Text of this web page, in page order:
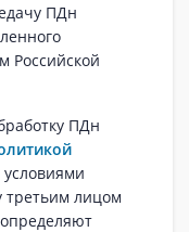
ПДн
Российской
ПДн
условиями
третьим лицом